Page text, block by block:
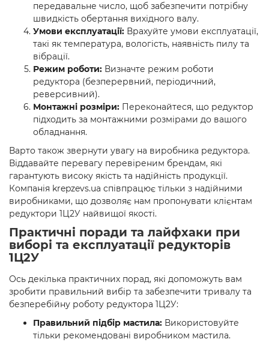
передавальне число, щоб забезпечити потрібну
швидкість обертання вихідного валу.
Умови експлуатації: Врахуйте умови експлуатації,
такі як температура, вологість, наявність пилу та
вібрації.
Режим роботи: Визначте режим роботи
редуктора (безперервний, періодичний,
реверсивний).
Монтажні розміри: Переконайтеся, що редуктор
підходить за монтажними розмірами до вашого
обладнання.
Варто також звернути увагу на виробника редуктора.
Віддавайте перевагу перевіреним брендам, які
гарантують високу якість та надійність продукції.
Компанія krepzevs.ua співпрацює тільки з надійними
виробниками, що дозволяє нам пропонувати клієнтам
редуктори 1Ц2У найвищої якості.
Практичні поради та лайфхаки при
виборі та експлуатації редукторів
1Ц2У
Ось декілька практичних порад, які допоможуть вам
зробити правильний вибір та забезпечити тривалу та
безперебійну роботу редуктора 1Ц2У:
Правильний підбір мастила: Використовуйте
тільки рекомендовані виробником мастила.